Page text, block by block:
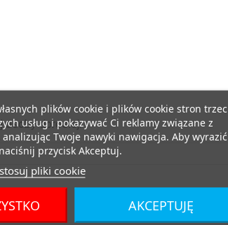
dorosłej.
plików cookie i plików cookie stron
usług i pokazywać Ci reklamy związane z
Twoje nawyki nawigacja. Aby wyrazić
przycisk Akceptuj.
pliki cookie
AKCEPTUJĘ